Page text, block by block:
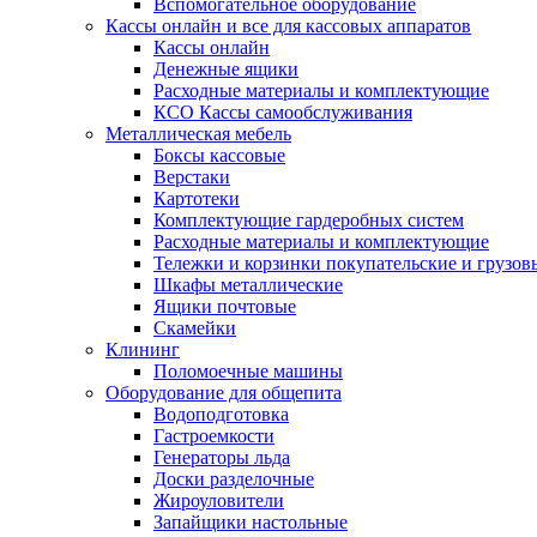
Вспомогательное оборудование
Кассы онлайн и все для кассовых аппаратов
Кассы онлайн
Денежные ящики
Расходные материалы и комплектующие
КСО Кассы самообслуживания
Металлическая мебель
Боксы кассовые
Верстаки
Картотеки
Комплектующие гардеробных систем
Расходные материалы и комплектующие
Тележки и корзинки покупательские и
Шкафы металлические
Ящики почтовые
Скамейки
Клининг
Поломоечные машины
Оборудование для общепита
Водоподготовка
Гастроемкости
Генераторы льда
Доски разделочные
Жироуловители
Запайщики настольные